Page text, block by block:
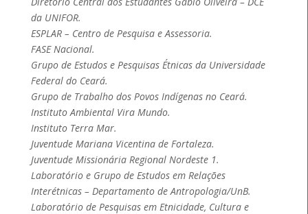
da UNIFOR.
ESPLAR – Centro de Pesquisa e Assessoria.
FASE Nacional.
Grupo de Estudos e Pesquisas Étnicas da Universidade
Federal do Ceará.
Grupo de Trabalho dos Povos Indígenas no Ceará.
Instituto Ambiental Vira Mundo.
Instituto Terra Mar.
Juventude Mariana Vicentina de Fortaleza.
Juventude Missionária Regional Nordeste 1.
Laboratório e Grupo de Estudos em Relações
Interétnicas – Departamento de Antropologia/UnB.
Laboratório de Pesquisas em Etnicidade, Cultura e